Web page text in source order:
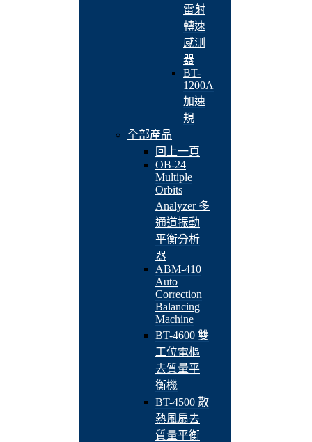
雷射
轉速
感測
器
BT-
1200A
加速
規
全部產品
回上一頁
OB-24
Multiple
Orbits
Analyzer 多
通道振動
平衡分析
器
ABM-410
Auto
Correction
Balancing
Machine
BT-4600 雙
工位電樞
去質量平
衡機
BT-4500 散
熱風扇去
質量平衡